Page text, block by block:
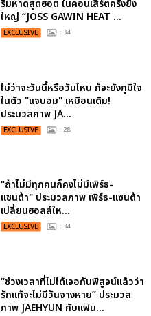
ริมหาดสุดฮอต ในคอนเสิร์ตครั้งยิ่ง
ใหญ่ “JOSS GAWIN HEAT ...
EXCLUSIVE : 34
ไม่ว่าจะวันนี้หรือวันไหน ก็จะยังภูมิใจ
ในตัว "แจบอม" เหมือนเดิม!
ประมวลภาพ JA...
EXCLUSIVE : 28
"ถ้าไม่มีทุกคนก็คงไม่มีเพิร์ธ-
แซนต้า" ประมวลภาพ เพิร์ธ-แซนต้า
เปลี่ยนฮอลล์ให...
EXCLUSIVE : 34
“ช่วงเวลาที่ไม่ได้เจอกันพิสูจน์แล้วว่า
รักแท้จะไม่มีวันจางหาย” ประมวล
ภาพ JAEHYUN กับแฟน...